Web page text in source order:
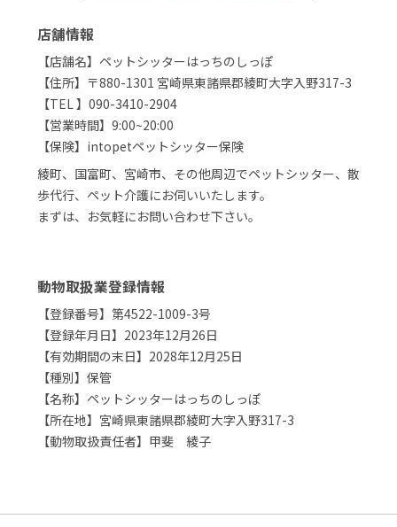
店舗情報
【店舗名】ペットシッターはっちのしっぽ
【住所】〒880-1301 宮崎県東諸県郡綾町大字入野317-3
【TEL 】090-3410-2904
【営業時間】9:00~20:00
【保険】intopetペットシッター保険
綾町、国富町、宮崎市、その他周辺でペットシッター、散
歩代行、ペット介護にお伺いいたします。
まずは、お気軽にお問い合わせ下さい。
動物取扱業登録情報
【登録番号】第4522-1009-3号
【登録年月日】2023年12月26日
【有効期間の末日】2028年12月25日
【種別】保管
【名称】ペットシッターはっちのしっぽ
【所在地】宮崎県東諸県郡綾町大字入野317-3
【動物取扱責任者】甲斐 綾子